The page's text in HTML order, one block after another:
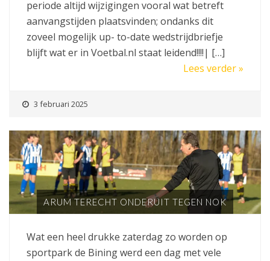
periode altijd wijzigingen vooral wat betreft
aanvangstijden plaatsvinden; ondanks dit
zoveel mogelijk up- to-date wedstrijdbriefje
blijft wat er in Voetbal.nl staat leidend!!!!| […]
Lees verder »
3 februari 2025
ARUM TERECHT ONDERUIT TEGEN NOK
Wat een heel drukke zaterdag zo worden op
sportpark de Bining werd een dag met vele